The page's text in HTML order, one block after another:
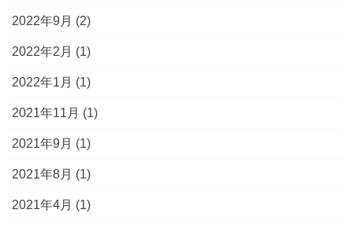
2022年9月 (2)
2022年2月 (1)
2022年1月 (1)
2021年11月 (1)
2021年9月 (1)
2021年8月 (1)
2021年4月 (1)